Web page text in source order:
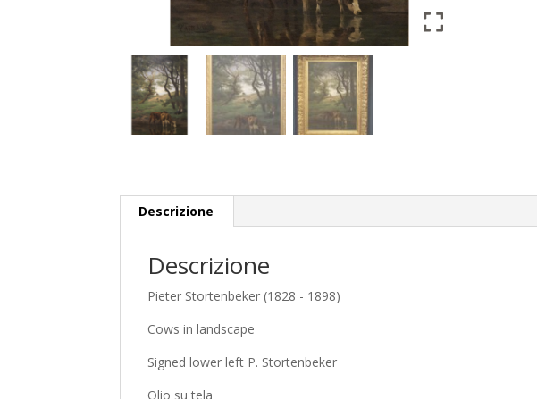
Descrizione
Descrizione
Pieter Stortenbeker (1828 - 1898)
Cows in landscape
Signed lower left P. Stortenbeker
Olio su tela